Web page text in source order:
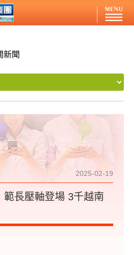
新聞
2025-02-19
範長壓軸登場 3千越南